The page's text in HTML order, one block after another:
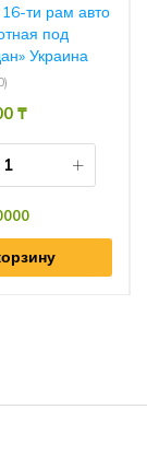
ти рам авто
под
Украина
₸